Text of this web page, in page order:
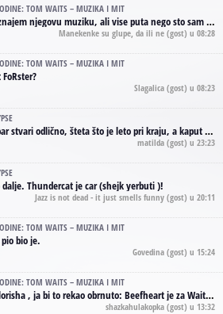
TOM WAITS – MUZIKA I MIT
ali vise puta nego sto sam to zazeleo gledao sam njegove umjetnicke slike na raznim stranama interneta. Te stoga zakljucujem da je Tom Waits Lady Gaga muzike namrstenih, ma
Manekenke su glupe, da ili ne (gost) u 08:28
TOM WAITS – MUZIKA I MIT
Slagalica (gost) u 08:23
šteta što je leto pri kraju, a kaput koji te vervoatno podseća na pirotski ćilim je iz tradicije Navaho indijanaca ;)
matilda (gost) u 23:23
Thundercat je car (shejk yerbuti )!
Jazz is not dead - it just smells funny (gost) u 20:11
TOM WAITS – MUZIKA I MIT
bio je.
Govedina (gost) u 15:24
TOM WAITS – MUZIKA I MIT
, ja bi to rekao obrnuto: Beefheart je za Waitsa, isto sto i Hendrix za Lenny Kravitza
shazkahulakopka (gost) u 13:32